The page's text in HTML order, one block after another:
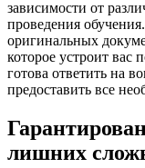
зависимости от
проведения
оригинальных
которое устроит вас
готова ответить на
предоставить все
лишних